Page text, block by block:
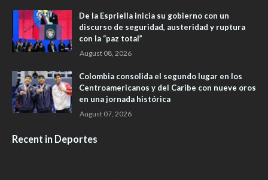
De la Espriella inicia su gobierno con un
discurso de seguridad, austeridad y ruptura
con la “paz total”
August 08, 2026
Colombia consolida el segundo lugar en los
Centroamericanos y del Caribe con nueve oros
en una jornada histórica
August 07, 2026
Recent in Deportes